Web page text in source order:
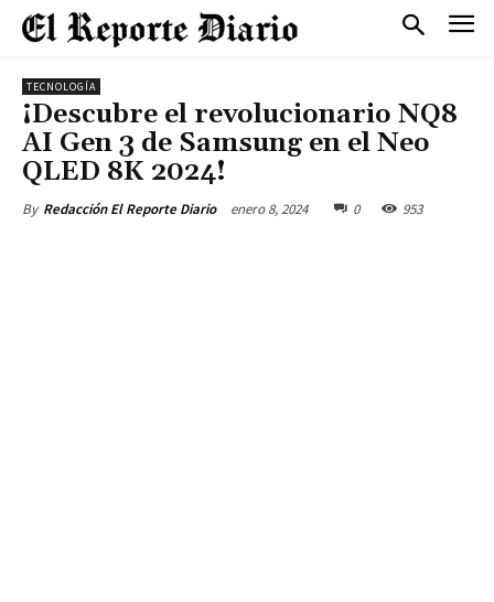
TECNOLOGÍA
¡Descubre el revolucionario NQ8
AI Gen 3 de Samsung en el Neo
QLED 8K 2024!
By Redacción El Reporte Diario enero 8, 2024 0 953